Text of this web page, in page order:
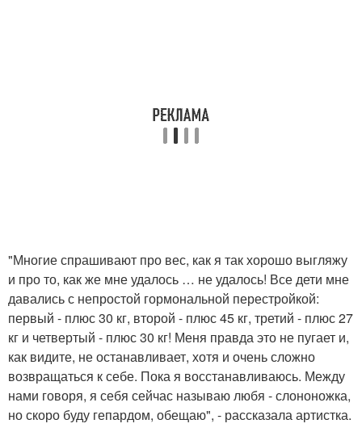
"Многие спрашивают про вес, как я так хорошо выгляжу
и про то, как же мне удалось … не удалось! Все дети мне
давались с непростой гормональной перестройкой:
первый - плюс 30 кг, второй - плюс 45 кг, третий - плюс 27
кг и четвертый - плюс 30 кг! Меня правда это не пугает и,
как видите, не останавливает, хотя и очень сложно
возвращаться к себе. Пока я восстанавливаюсь. Между
нами говоря, я себя сейчас называю любя - слононожка,
но скоро буду гепардом, обещаю", - рассказала артистка.